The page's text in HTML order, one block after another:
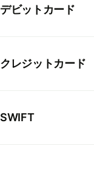
デビットカード
クレジットカード
SWIFT